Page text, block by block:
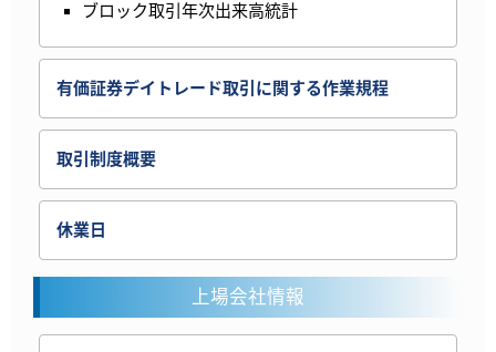
ブロック取引年次出来高統計
有価証券デイトレード取引に関する作業規程
取引制度概要
休業日
上場会社情報